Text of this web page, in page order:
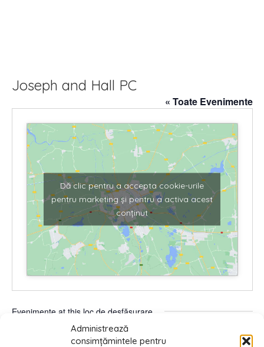
Administrează
consimțămintele pentru
Joseph and Hall PC
« Toate Evenimente
Dă clic pentru a accepta cookie-urile
pentru marketing și pentru a activa acest
conținut
Evenimente at this loc de desfășurare
Nu au fost găsite rezultate.